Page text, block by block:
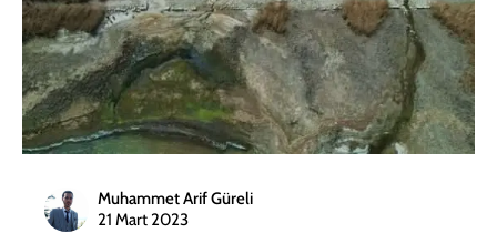
Muhammet Arif Güreli
21 Mart 2023